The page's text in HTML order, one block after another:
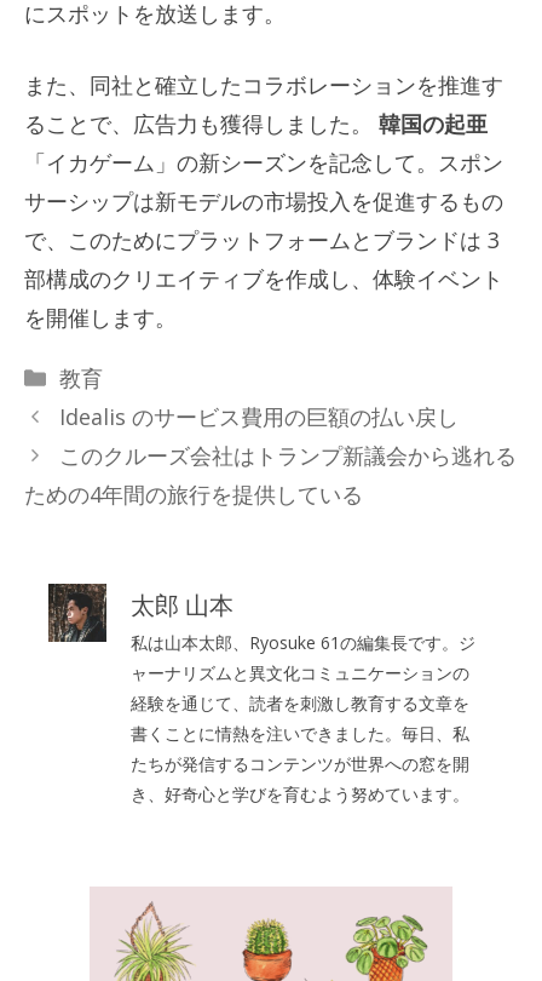
にスポットを放送します。
また、同社と確立したコラボレーションを推進す
ることで、広告力も獲得しました。 韓国の起亜
「イカゲーム」の新シーズンを記念して。スポン
サーシップは新モデルの市場投入を促進するもの
で、このためにプラットフォームとブランドは 3
部構成のクリエイティブを作成し、体験イベント
を開催します。
カ
テ
リ
ー
教育
Idealis のサービス費用の巨額の払い戻し
このクルーズ会社はトランプ新議会から逃れる
ための4年間の旅行を提供している
太郎 山本
私は山本太郎、Ryosuke 61の編集長です。ジ
ャーナリズムと異文化コミュニケーションの
経験を通じて、読者を刺激し教育する文章を
書くことに情熱を注いできました。毎日、私
たちが発信するコンテンツが世界への窓を開
き、好奇心と学びを育むよう努めています。